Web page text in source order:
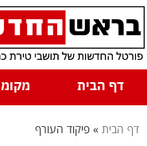
דף הבית
דף הבית » פיקוד העורף